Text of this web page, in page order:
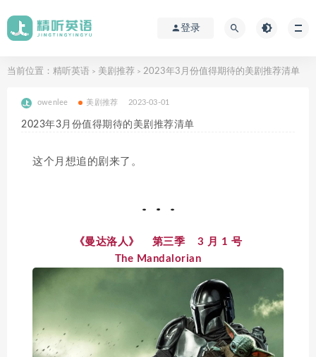
登录
当前位置： 精听英语 > 美剧推荐 > 2023年3月份值得期待的美剧推荐清单
owenlee 美剧推荐 2023-03-01
2023年3月份值得期待的美剧推荐清单
这个月想追的剧来了。
《曼达洛人》 第三季 3 月 1 号
The Mandalorian